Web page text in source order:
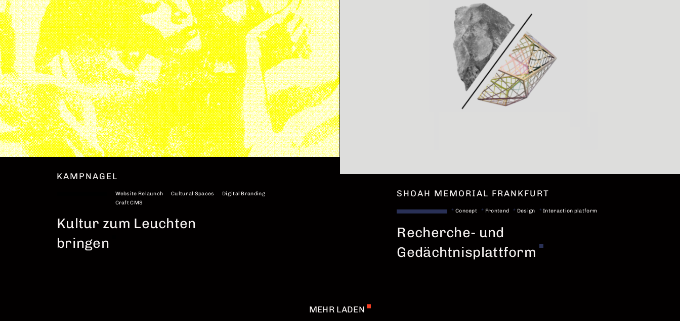
SHOAH MEMORIAL FRANKFURT
* Concept * Frontend * Design *Interaction platform
Recherche- und
Gedächtnisplattform
KAMPNAGEL
Website Relaunch Cultural Spaces
Digital Branding
Craft CMS
Kultur zum Leuchten
bringen
MEHR LADEN